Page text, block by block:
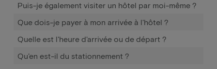
Puis-je également visiter un hôtel par moi-même ?
Que dois-je payer à mon arrivée à l'hôtel ?
Quelle est l'heure d'arrivée ou de départ ?
Qu'en est-il du stationnement ?